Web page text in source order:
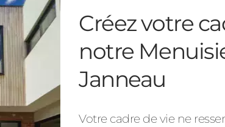
Créez votre
notre
Janneau
Votre cadre de vie ne